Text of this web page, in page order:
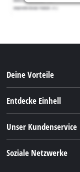
Deine Vorteile
Entdecke Einhell
Einhell Germany AG
Unser Kundenservice
Soziale Netzwerke